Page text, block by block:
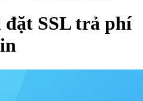
SSL trả phí